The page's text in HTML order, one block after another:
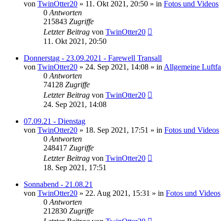
von TwinOtter20 » 11. Okt 2021, 20:50 » in Fotos und Videos
0 Antworten
215843 Zugriffe
Letzter Beitrag von TwinOtter20
11. Okt 2021, 20:50
Donnerstag - 23.09.2021 - Farewell Transall
von TwinOtter20 » 24. Sep 2021, 14:08 » in Allgemeine
0 Antworten
74128 Zugriffe
Letzter Beitrag von TwinOtter20
24. Sep 2021, 14:08
07.09.21 - Dienstag
von TwinOtter20 » 18. Sep 2021, 17:51 » in Fotos und Videos
0 Antworten
248417 Zugriffe
Letzter Beitrag von TwinOtter20
18. Sep 2021, 17:51
Sonnabend - 21.08.21
von TwinOtter20 » 22. Aug 2021, 15:31 » in Fotos und Videos
0 Antworten
212830 Zugriffe